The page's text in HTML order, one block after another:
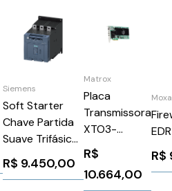
Siemens
Soft Starter
Chave Partida
Suave Trifásico
200-480V
210A 110-220V
R$ 9.450,00
Matrox
Placa
Transmissora
XTO3-
N3208CTX
R$
10.664,00
Moxa
R$